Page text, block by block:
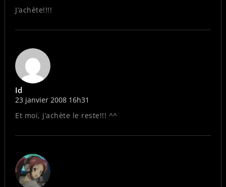
J’achète!!!!
Id
23 janvier 2008 16h31
Et moi, j’achète le reste!!! ^^